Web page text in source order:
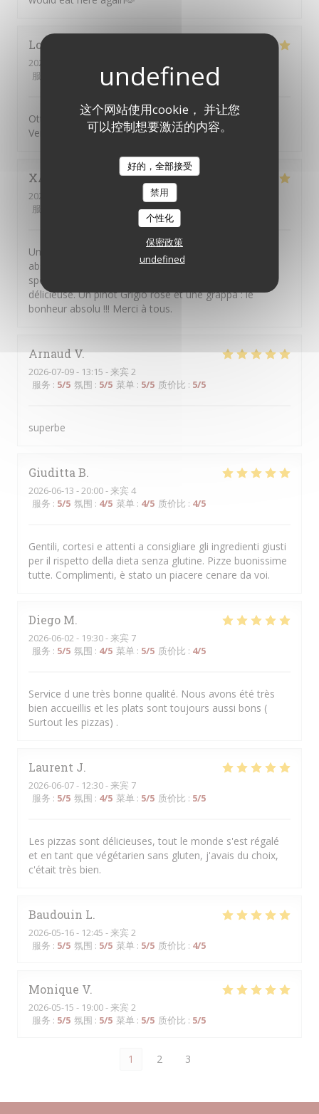
这个网站使用cookie， 并让您
可以控制想要激活的内容。
好的，全部接受
禁用
个性化
保密政策
undefined
Lorai
2026-07-17
服务
5 /5 菜单:5 /5 质价比: 5/5
Ottima pizza, personale attento, gentille e sorridente.
Vengo da anni e mai deluso
XAVIER
2026-07-10
服务
:5/5 质价比
Une terrasse dans une rue charmante, un personnel
absolument adorable, et une "pizza frite complète",
spécialité napolitaine rare à Paris, véritablement
délicieuse. Un pinot Grigio rosé et une grappa : le
bonheur absolu !!! Merci à tous.
ArnaudV
2026-07-09- 13:15 - 来宾 2
服务 : 5/5 氛围 : 5/5 菜单 : 5/5 质价比 : 5/5
superbe
Giuditta B
2026-06-13 - 20:00 - 来宾 4
服务 : 5/5 氛围 : 4/5 菜单 : 4/5 质价比 : 4/5
Gentili, cortesi e attenti a consigliare gli ingredienti giusti
per il rispetto della dieta senza glutine. Pizze buonissime
tutte. Complimenti, è stato un piacere cenare da voi.
Diego M
2026-06-02 - 19:30 - 来宾 7
服务 : 5/5 氛围 : 4/5 菜单 : 5/5 质价比 : 4/5
Service d une très bonne qualité. Nous avons été très
bien accueillis et les plats sont toujours aussi bons (
Surtout les pizzas) .
Laurent J
2026-06-07- 12:30 - 来宾 7
服务 : 5/5 氛围 : 4/5 菜单 : 5/5 质价比 : 5/5
Les pizzas sont délicieuses, tout le monde s'est régalé
et en tant que végétarien sans gluten, j'avais du choix,
c'était très bien.
Baudouin L
2026-05-16- 12:45 - 来宾 2
服务 : 5/5 氛围 : 5/5 菜单 : 5/5 质价比 : 4/5
Monique V
2026-05-15 - 19:00 - 来宾 2
服务 : 5/5 氛围 : 5/5 菜单 : 5/5 质价比 : 5/5
1 2 3